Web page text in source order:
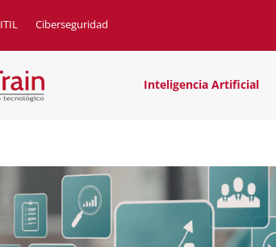
ITIL Ciberseguridad
Inteligencia Artificial